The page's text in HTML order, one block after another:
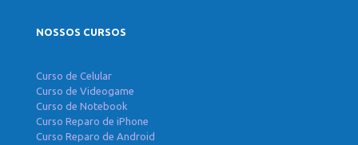
NOSSOS CURSOS
Curso de Celular
Curso de Videogame
Curso de Notebook
Curso Reparo de iPhone
Curso Reparo de Android